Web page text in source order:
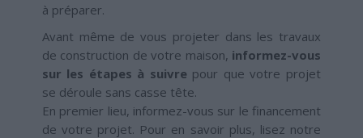
à préparer.
Avant même de vous projeter dans les travaux
de construction de votre maison, informez-vous
sur les étapes à suivre pour que votre projet
se déroule sans casse tête.
En premier lieu, informez-vous sur le financement
de votre projet. Pour en savoir plus, lisez notre